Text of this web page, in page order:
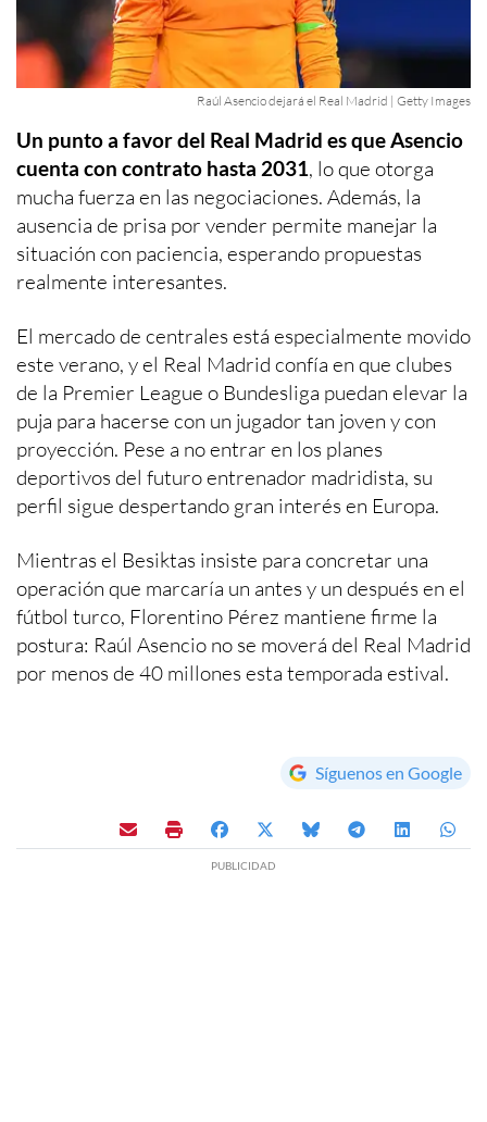
Raúl Asencio dejará el Real Madrid | Getty Images
Un punto a favor del Real Madrid es que Asencio
cuenta con contrato hasta 2031, lo que otorga
mucha fuerza en las negociaciones. Además, la
ausencia de prisa por vender permite manejar la
situación con paciencia, esperando propuestas
realmente interesantes.
El mercado de centrales está especialmente movido
este verano, y el Real Madrid confía en que clubes
de la Premier League o Bundesliga puedan elevar la
puja para hacerse con un jugador tan joven y con
proyección. Pese a no entrar en los planes
deportivos del futuro entrenador madridista, su
perfil sigue despertando gran interés en Europa.
Mientras el Besiktas insiste para concretar una
operación que marcaría un antes y un después en el
fútbol turco, Florentino Pérez mantiene firme la
postura: Raúl Asencio no se moverá del Real Madrid
por menos de 40 millones esta temporada estival.
Síguenos en Google